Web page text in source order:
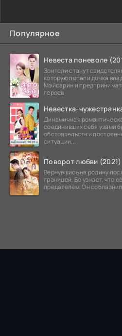
Популярное
Невеста поневоле
Зрители станут
которую попали дочка
Мэйсарин и
героев
Невестка-
Динамичная
соединивших себя узами
обстоятельств и
ситуации...
Поворот любви (2021)
Вернувшись на родину
границей, Бо узнает, что
предателем. Он